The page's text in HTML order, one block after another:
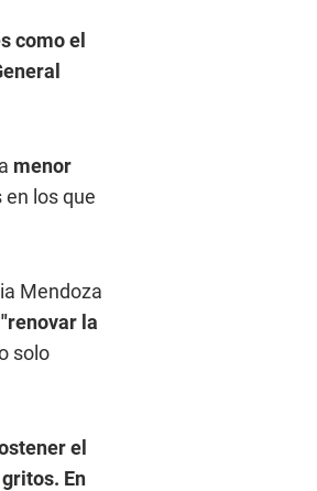
como el
menor
los que
Mendoza
la
solo
el
En